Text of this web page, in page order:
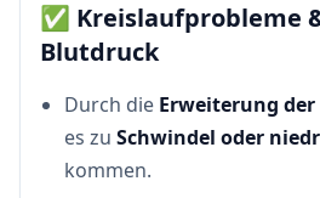
✅ Kreislaufprobleme
Blutdruck
Durch die Erweiterung
es zu Schwindel oder
kommen.